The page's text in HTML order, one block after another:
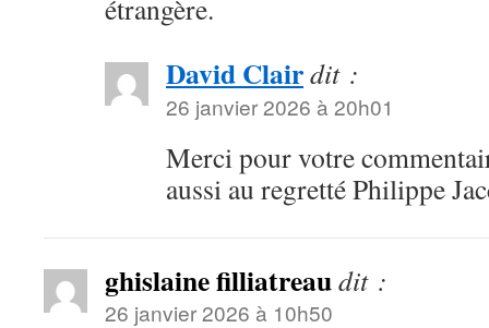
étrangère.
David Clairdit :
26 janvier 2026 à 20h01
Merci pour votre
aussi au regretté Philippe
ghislaine filliatreaudit :
26 janvier 2026 à 10h50